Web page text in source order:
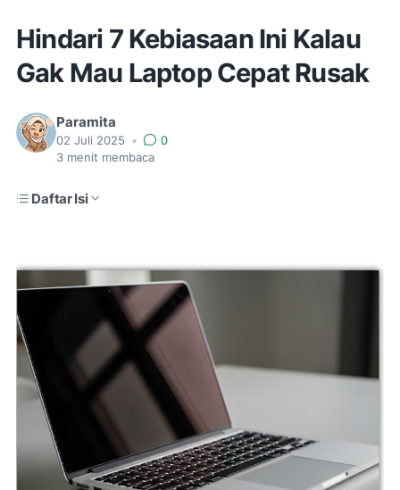
Hindari 7 Kebiasaan Ini Kalau
Gak Mau Laptop Cepat Rusak
Paramita
02 Juli 2025 •
0
3 menit membaca
Daftar Isi